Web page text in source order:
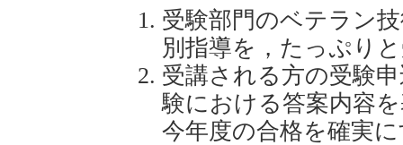
受験部門のベテラン
別指導を，たっぷり
受講される方の受験
験における答案内容
今年度の合格を確実